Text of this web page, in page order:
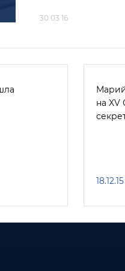
30.03.16
на XV
18.12.15